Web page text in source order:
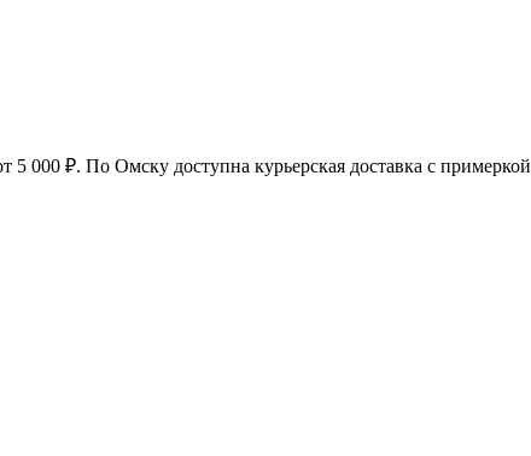
5 000 ₽. По Омску доступна курьерская доставка с примеркой